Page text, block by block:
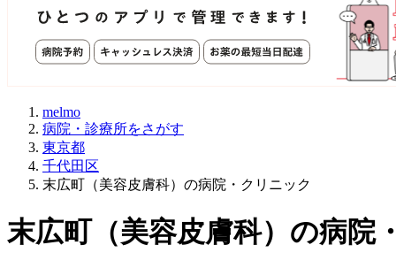
melmo
病院・診療所をさがす
東京都
千代田区
末広町（美容皮膚科）の病院・クリニック
末広町（美容皮膚科） の病院